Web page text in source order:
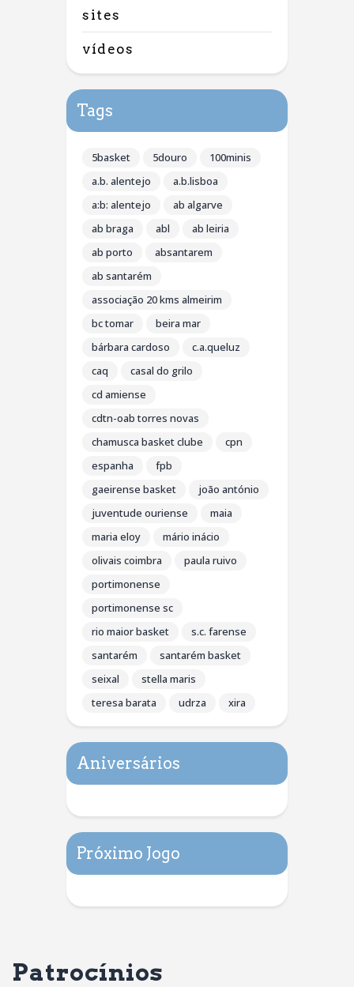
sites
vídeos
Tags
5basket 5douro
100minis
a.b. alentejo
a.b.lisboa
a:b: alentejo
ab algarve
ab braga
abl
ab leiria
ab porto
absantarem
ab santarém
associação 20 kms almeirim
bc tomar
beira mar
bárbara cardoso
c.a.queluz
caq
casal do grilo
cd amiense
cdtn-oab torres novas
chamusca basket clube
cpn
espanha
fpb
gaeirense basket
joão antónio
juventude ouriense
maia
maria eloy
mário inácio
olivais coimbra
paula ruivo
portimonense
portimonense sc
rio maior basket
s.c. farense
santarém
santarém basket
seixal
stella maris
teresa barata
udrza xira
Aniversários
Próximo Jogo
Patrocínios